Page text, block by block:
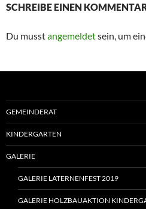
SCHREIBE EINEN
Du musstangemeldetsein, um
GEMEINDERAT
KINDERGARTEN
GALERIE
GALERIE LATERNENFEST 2019
GALERIE HOLZBAUAKTION